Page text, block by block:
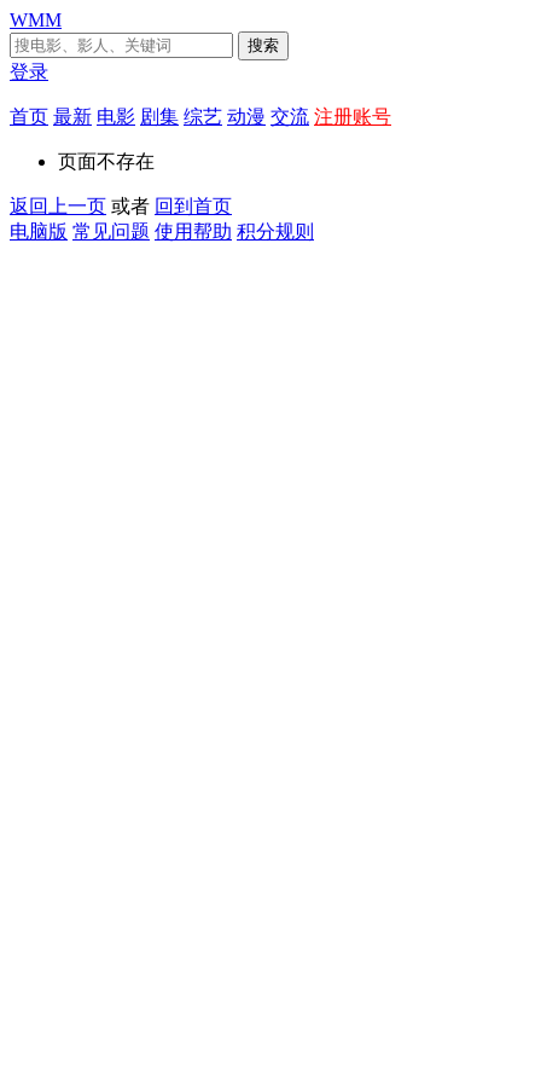
WMM
搜索
登录
首页 最新 电影 剧集 综艺 动漫 交流 注册账号
页面不存在
返回上一页 或者 回到首页
电脑版 常见问题 使用帮助 积分规则